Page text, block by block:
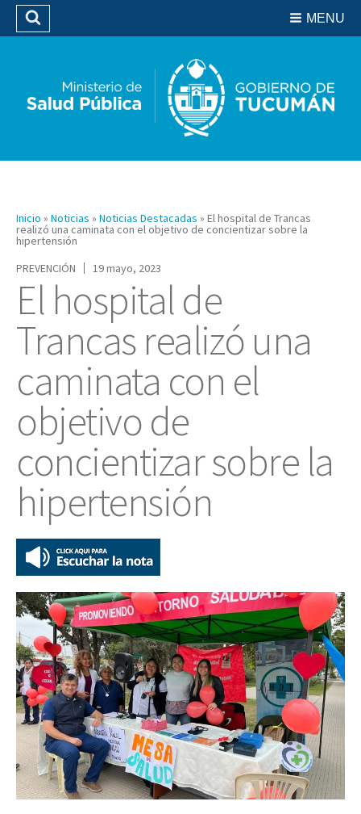
Biblioteca
MENU
Buscar
Inicio » Noticias » Noticias Destacadas » El hospital de Trancas
realizó una caminata con el objetivo de concientizar sobre la
hipertensión
PREVENCIÓN
19 mayo, 2023
El hospital de
Trancas realizó una
caminata con el
objetivo de
concientizar sobre la
hipertensión